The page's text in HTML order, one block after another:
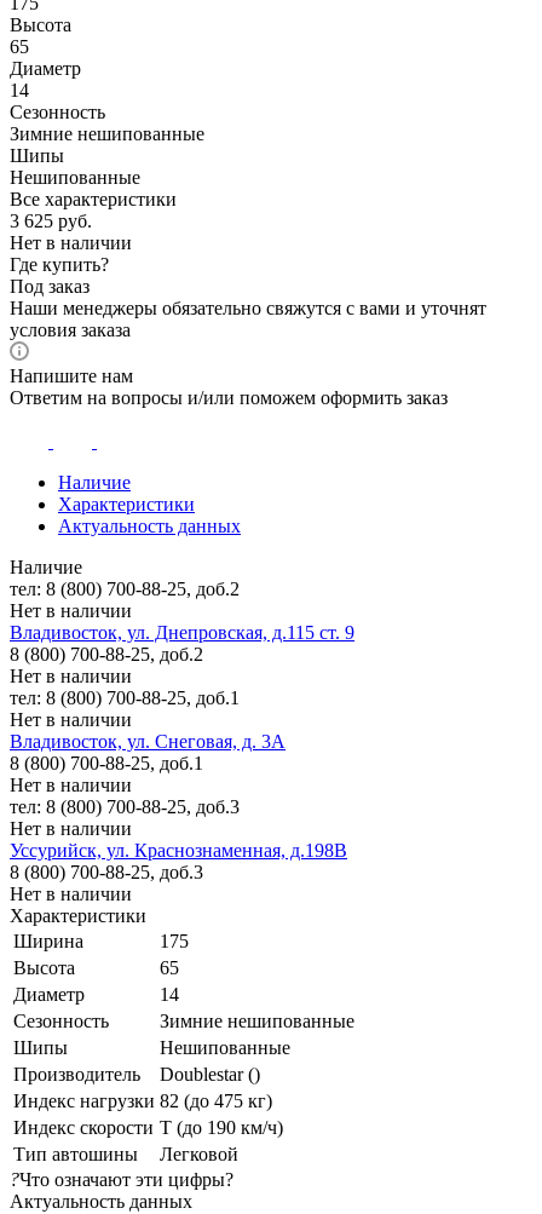
Высота
65
Диаметр
14
Сезонность
Зимние нешипованные
Шипы
Нешипованные
Все характеристики
3 625 руб.
Нет в наличии
Где купить?
Под заказ
Наши менеджеры обязательно свяжутся с вами и уточнят
условия заказа
Напишите нам
Ответим на вопросы и/или поможем оформить заказ
Наличие
Характеристики
Актуальность данных
Наличие
тел: 8 (800) 700-88-25, доб.2
Нет в наличии
Владивосток, ул. Днепровская, д.115 ст. 9
8 (800) 700-88-25, доб.2
Нет в наличии
тел: 8 (800) 700-88-25, доб.1
Нет в наличии
Владивосток, ул. Снеговая, д. 3А
8 (800) 700-88-25, доб.1
Нет в наличии
тел: 8 (800) 700-88-25, доб.3
Нет в наличии
Уссурийск, ул. Краснознаменная, д.198В
8 (800) 700-88-25, доб.3
Нет в наличии
Характеристики
Ширина
175
Высота
65
Диаметр
14
Сезонность
Зимние нешипованные
Шипы
Нешипованные
Производитель
Doublestar ()
Индекс нагрузки 82 (до 475 кг)
Индекс скорости T (до 190 км/ч)
Тип автошины
Легковой
?Что означают эти цифры?
Актуальность данных